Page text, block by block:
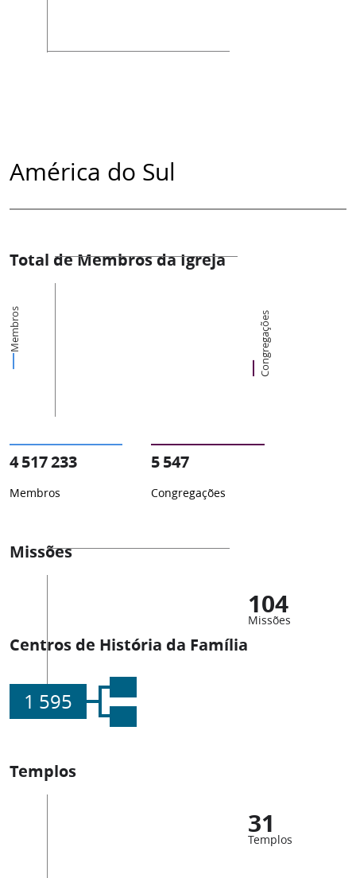
América do Sul
Total de Membros da Igreja
Membros Congregações
4 517 233
Membros
5 547
Congregações
Missões
104
Missões
Centros de História da Família
1 595
Templos
31
Templos